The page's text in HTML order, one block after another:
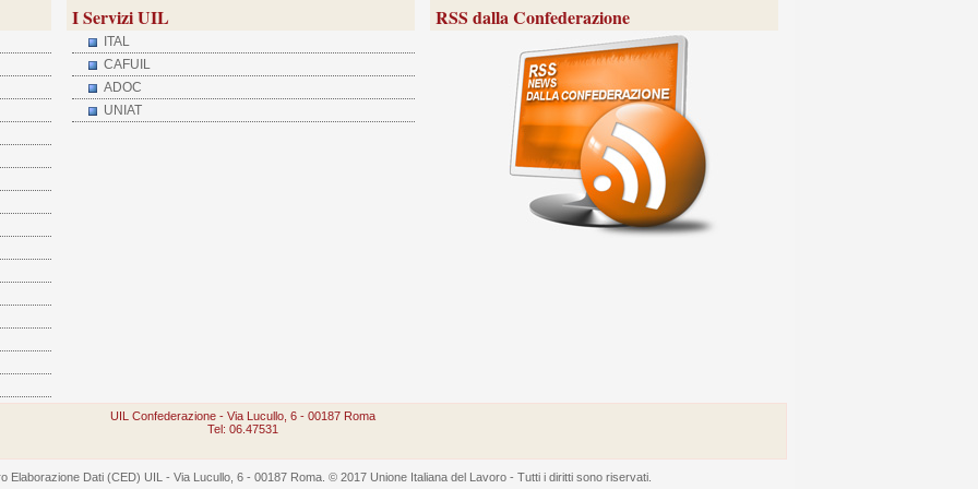
I Servizi UIL
ITAL
CAFUIL
ADOC
UNIAT
RSS dalla Confederazione
UIL Confederazione - Via Lucullo, 6 - 00187 Roma
Tel: 06.47531
Elaborazione Dati (CED) UIL - Via Lucullo, 6 - 00187 Roma. © 2017 Unione Italiana del Lavoro - Tutti i diritti sono riservati.